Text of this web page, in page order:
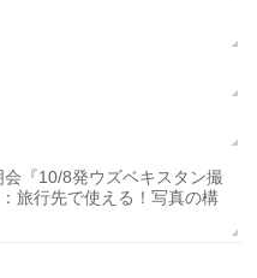
『10/8発ウズベキスタン撮
旅行先で使える！写真の構